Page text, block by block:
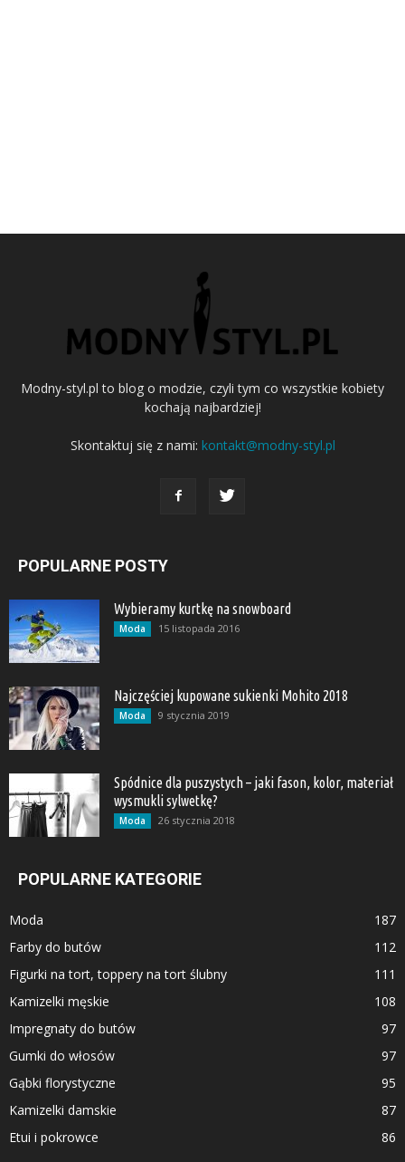
Modny-styl.pl to blog o modzie, czyli tym co wszystkie kobiety
kochają najbardziej!
Skontaktuj się z nami: kontakt@modny-styl.pl
POPULARNE POSTY
Wybieramy kurtkę na snowboard
Moda 15 listopada 2016
Najczęściej kupowane sukienki Mohito 2018
Moda 9 stycznia 2019
Spódnice dla puszystych – jaki fason, kolor, materiał
wysmukli sylwetkę?
Moda 26 stycznia 2018
POPULARNE KATEGORIE
Moda
187
Farby do butów
112
Figurki na tort, toppery na tort ślubny
111
Kamizelki męskie
108
Impregnaty do butów
97
Gumki do włosów
97
Gąbki florystyczne
95
Kamizelki damskie
87
Etui i pokrowce
86